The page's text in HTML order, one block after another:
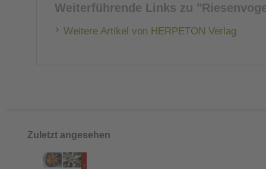
Weiterführende Links zu
Weitere Artikel von HERPETON Verlag
Zuletzt angesehen